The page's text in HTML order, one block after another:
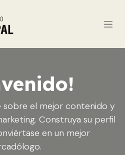
el mejor contenido y
Construya su perfil
en un mejor